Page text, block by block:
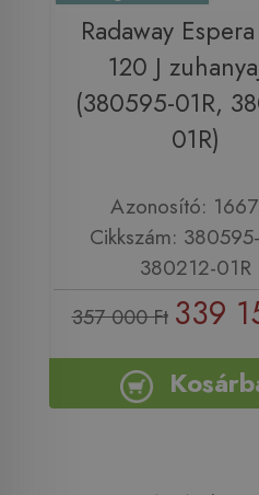
Radaway
120 J
(380595-01R,
01R)
Azonosító:
Cikkszám:
380212-01R
357 000 Ft 339